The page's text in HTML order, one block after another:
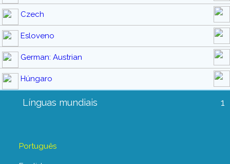
Czech
Esloveno
German: Austrian
Húngaro
Línguas mundiais 1
Português